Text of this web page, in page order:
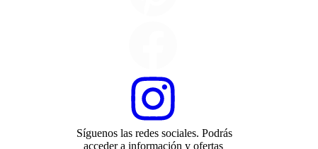
Síguenos las redes sociales. Podrás
acceder a información y ofertas